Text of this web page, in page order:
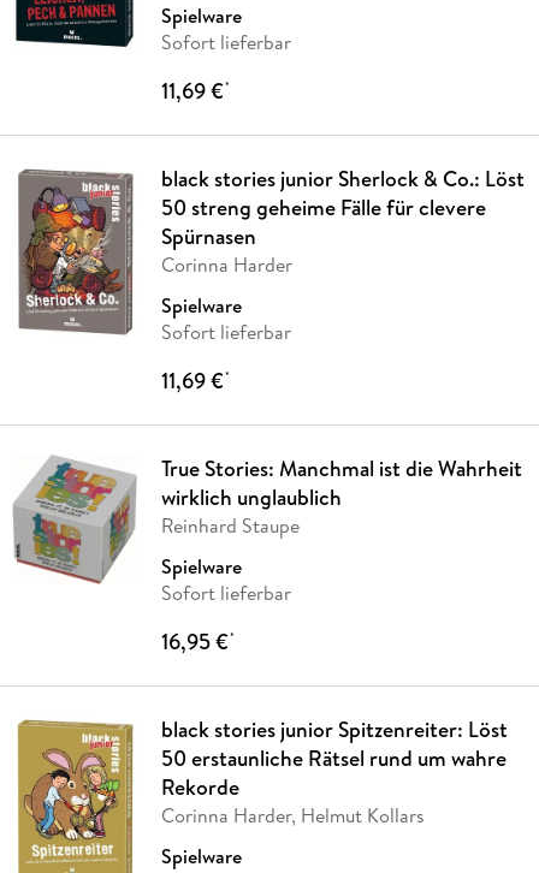
Spielware
Sofort lieferbar
11,69 €*
black stories junior Sherlock & Co.: Löst
50 streng geheime Fälle für clevere
Spürnasen
Corinna Harder
Spielware
Sofort lieferbar
11,69 €*
True Stories: Manchmal ist die Wahrheit
wirklich unglaublich
Reinhard Staupe
Spielware
Sofort lieferbar
16,95 €*
black stories junior Spitzenreiter: Löst
50 erstaunliche Rätsel rund um wahre
Rekorde
Corinna Harder, Helmut Kollars
Spielware